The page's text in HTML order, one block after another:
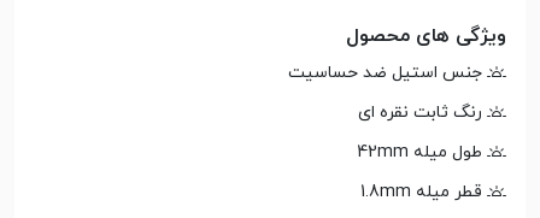
ویژگی های محصول
جنس استیل ضد حساسیت
رنگ ثابت نقره ای
طول میله 42mm
قطر میله 1.8mm